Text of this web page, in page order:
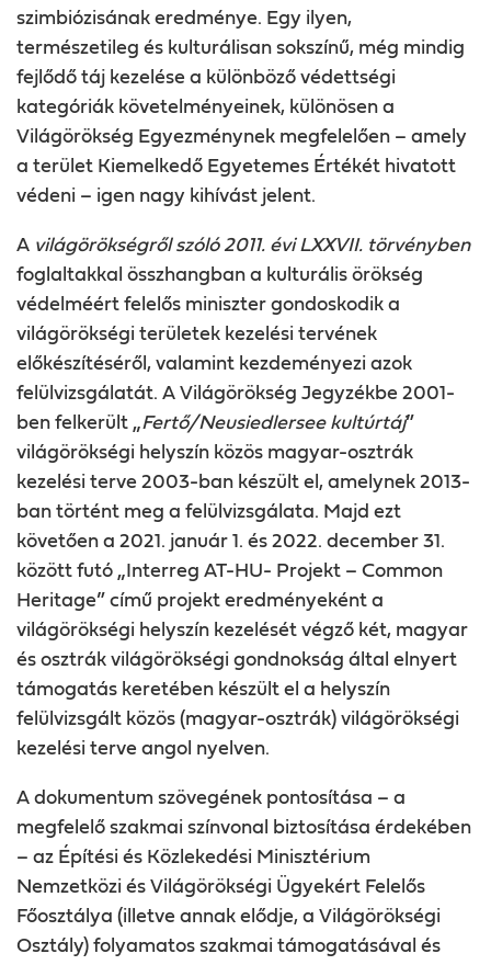
szimbiózisának eredménye. Egy ilyen,
természetileg és kulturálisan sokszínű, még mindig
fejlődő táj kezelése a különböző védettségi
kategóriák követelményeinek, különösen a
Világörökség Egyezménynek megfelelően – amely
a terület Kiemelkedő Egyetemes Értékét hivatott
védeni – igen nagy kihívást jelent.
A világörökségről szóló 2011. évi LXXVII. törvényben
foglaltakkal összhangban a kulturális örökség
védelméért felelős miniszter gondoskodik a
világörökségi területek kezelési tervének
előkészítéséről, valamint kezdeményezi azok
felülvizsgálatát. A Világörökség Jegyzékbe 2001-
ben felkerült „Fertő/Neusiedlersee kultúrtáj”
világörökségi helyszín közös magyar-osztrák
kezelési terve 2003-ban készült el, amelynek 2013-
ban történt meg a felülvizsgálata. Majd ezt
követően a 2021. január 1. és 2022. december 31.
között futó „ Interreg AT-HU- Projekt – Common
Heritage” című projekt eredményeként a
világörökségi helyszín kezelését végző két, magyar
és osztrák világörökségi gondnokság által elnyert
támogatás keretében készült el a helyszín
felülvizsgált közös (magyar-osztrák) világörökségi
kezelési terve angol nyelven.
A dokumentum szövegének pontosítása – a
megfelelő szakmai színvonal biztosítása érdekében
– az Építési és Közlekedési Minisztérium
Nemzetközi és Világörökségi Ügyekért Felelős
Főosztálya (illetve annak elődje, a Világörökségi
Osztály) folyamatos szakmai támogatásával és